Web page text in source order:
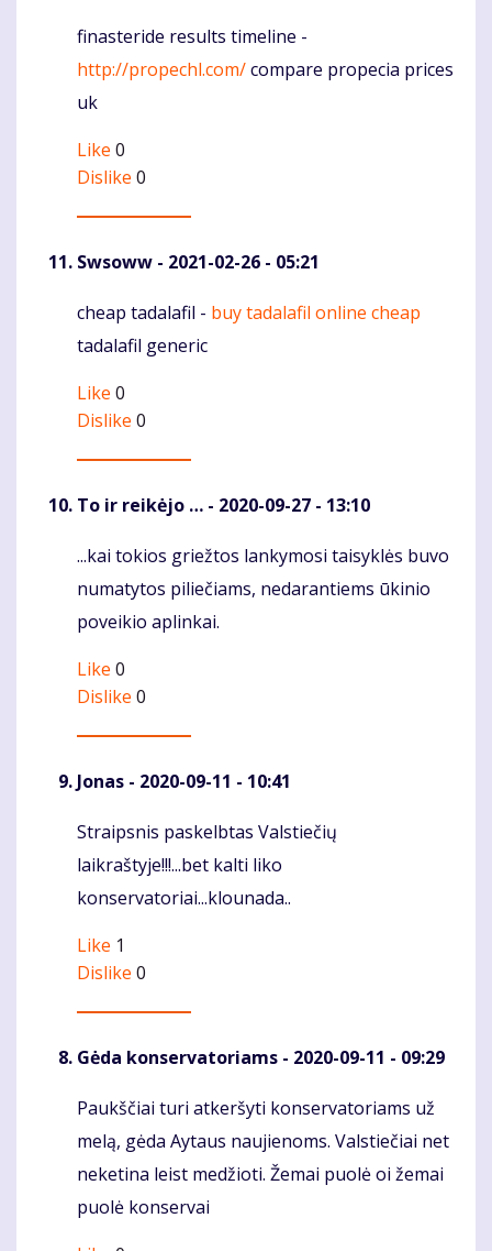
Komentaras
finasteride results timeline -
http://propechl.com/compare propecia prices
uk
Like 0
Dislike 0
Swsoww - 2021-02-26 - 05:21
Komentaras
cheap tadalafil - buy tadalafil online cheap
tadalafil generic
Like 0
Dislike 0
To ir reikėjo … - 2020-09-27 - 13:10
Komentaras
...kai tokios griežtos lankymosi taisyklės buvo
numatytos piliečiams, nedarantiems ūkinio
poveikio aplinkai.
Like 0
Dislike 0
Jonas - 2020-09-11 - 10:41
Komentaras
Straipsnis paskelbtas Valstiečių
laikraštyje!!!...bet kalti liko
konservatoriai...klounada..
Like 1
Dislike 0
Gėda konservatoriams - 2020-09-11 - 09:29
Komentaras
Paukščiai turi atkeršyti konservatoriams už
melą, gėda Aytaus naujienoms. Valstiečiai net
neketina leist medžioti. Žemai puolė oi žemai
puolė konservai